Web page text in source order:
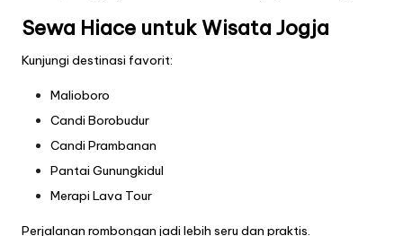
Sewa Hiace untuk Wisata Jogja
Kunjungi destinasi favorit:
Malioboro
Candi Borobudur
Candi Prambanan
Pantai Gunungkidul
Merapi Lava Tour
Perjalanan rombongan jadi lebih seru dan praktis.